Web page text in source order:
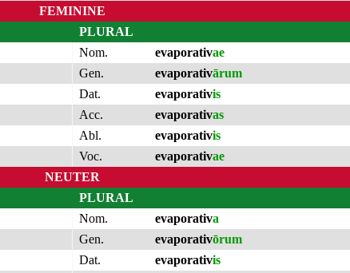
FEMININE
PLURAL
Nom.
evaporativae
Gen.
evaporativārum
Dat.
evaporativis
Acc.
evaporativas
Abl.
evaporativis
Voc.
evaporativae
NEUTER
PLURAL
Nom.
evaporativa
Gen.
evaporativōrum
Dat.
evaporativis